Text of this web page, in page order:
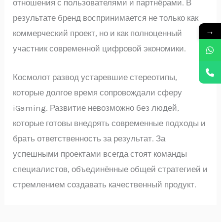
отношения с пользователями и партнёрами. В
результате бренд воспринимается не только как
коммерческий проект, но и как полноценный
участник современной цифровой экономики.
Космолот развод устаревшие стереотипы,
которые долгое время сопровождали сферу
iGaming. Развитие невозможно без людей,
которые готовы внедрять современные подходы и
брать ответственность за результат. За
успешными проектами всегда стоят команды
специалистов, объединённые общей стратегией и
стремлением создавать качественный продукт.
→